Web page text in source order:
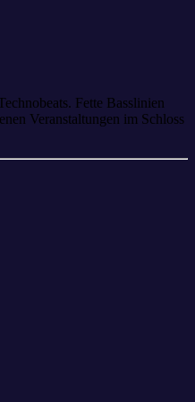
Fette Basslinien
Veranstaltungen im Schloss